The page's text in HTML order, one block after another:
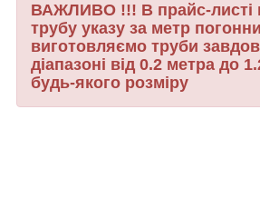
ВАЖЛИВО !!! В прайс-листі
трубу указу за метр
виготовляємо труби
діапазоні від 0.2 метра до
будь-якого розміру